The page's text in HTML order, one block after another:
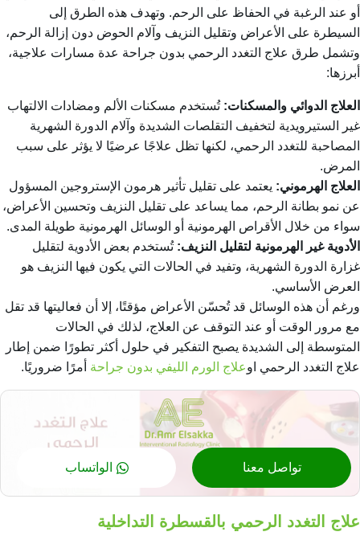
أو عند الرغبة في الحفاظ على الرحم. وتهدف هذه الطرق إلى
السيطرة على الأعراض وتقليل النزيف وآلام الحوض دون إزالة الرحم،
وتشمل طرق علاج التغدد الرحمي بدون جراحة عدة مسارات علاجية،
أبرزها:
العلاج الدوائي والمسكنات: تُستخدم مسكنات الألم ومضادات الالتهاب
غير الستيرويدية لتخفيف التقلصات الشديدة وآلام الدورة الشهرية
المصاحبة للتغدد الرحمي، لكنها تظل علاجًا عرضيًا لا يؤثر على سبب
المرض.
العلاج الهرموني: يعتمد على تقليل تأثير هرمون الإستروجين المسؤول
عن نمو بطانة الرحم، مما يساعد على تقليل النزيف وتحسين الأعراض،
سواء من خلال الأقراص الهرمونية أو الوسائل الهرمونية طويلة المدى.
الأدوية غير الهرمونية لتقليل النزيف: تُستخدم بعض الأدوية لتقليل
غزارة الدورة الشهرية، وتفيد في الحالات التي يكون فيها النزيف هو
العرض الأساسي.
ورغم أن هذه الوسائل قد تُحسّن الأعراض مؤقتًا، إلا أن فعاليتها قد تقل
مع مرور الوقت أو عند التوقف عن العلاج، لذلك في الحالات
المتوسطة إلى الشديدة يصبح التفكير في حلول أكثر تطورًا ضمن إطار
علاج التغدد الرحمي اوعلاج الورم الليفي بدون جراحة أمرًا ضروريًا.
تواصل معنا الواتساب
علاج التغدد الرحمي بالقسطرة التداخلية